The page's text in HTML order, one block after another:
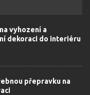
vyhození a
dekoraci do interiéru
přepravku na